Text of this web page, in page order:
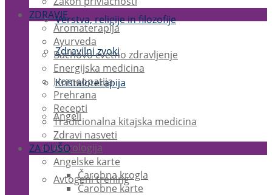
Verstva, religije in filozofije
Zdravilni zvoki
Kristaloterapija
Angeli
Astrologija
Avtogeni trening
ZDRAVJE
Aromaterapija
Ayurveda
Bachovo cvetno zdravljenje
Energijska medicina
Homeopatija
Prehrana
Recepti
Tradicionalna kitajska medicina
Zdravi nasveti
ZA DUŠO
Angelske karte
Čarobna krogla
Čarobne karte